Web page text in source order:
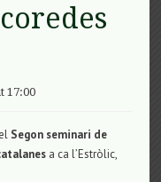
17:00
Segon seminari de
a ca l’Estròlic,